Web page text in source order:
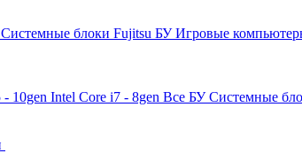
Системные блоки Fujitsu БУИгровые
10gen Intel Core i7 - 8gen Все БУ Системные